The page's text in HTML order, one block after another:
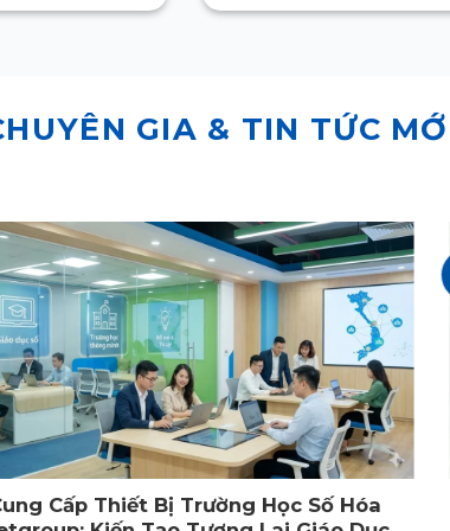
GIA & TIN TỨC
Cấp Thiết Bị Trường Học Số Hóa